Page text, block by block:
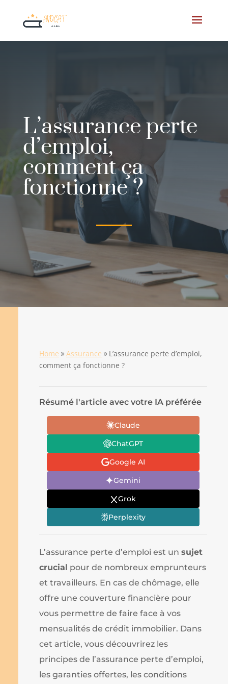
L’assurance perte
d’emploi,
comment ça
fonctionne ?
Home 9Assurance 9 L’assurance perte d’emploi,
comment ça fonctionne ?
Résumé l'article avec votre IA préférée
Claude
ChatGPT
Google AI
Gemini
Grok
Perplexity
L’assurance perte d’emploi est unsujet
crucial pour de nombreux emprunteurs
et travailleurs. En cas de chômage, elle
offre une couverture financière pour
vous permettre de faire face à vos
mensualités de crédit immobilier. Dans
cet article, vous découvrirez les
principes de l’assurance perte d’emploi,
les garanties offertes, les conditions